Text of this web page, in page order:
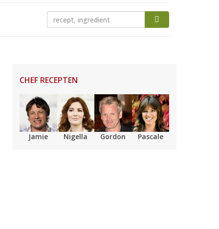
CHEF RECEPTEN
Jamie Nigella Gordon Pascale